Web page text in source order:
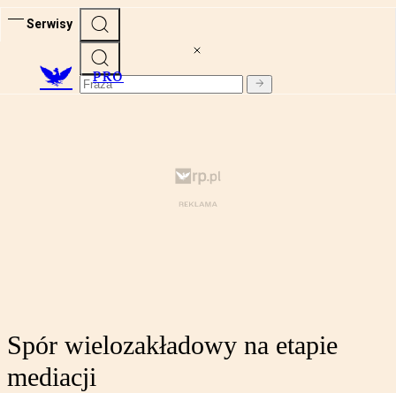
Serwisy
PRO
Spór wielozakładowy na etapie
mediacji